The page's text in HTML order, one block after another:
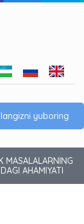
yuboring
MASALALARNING
AHAMIYATI